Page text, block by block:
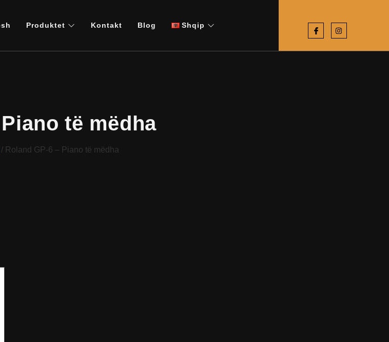
Produktet Kontakt Blog Shqip
të mëdha
/ Roland GP-6 – Piano të mëdha